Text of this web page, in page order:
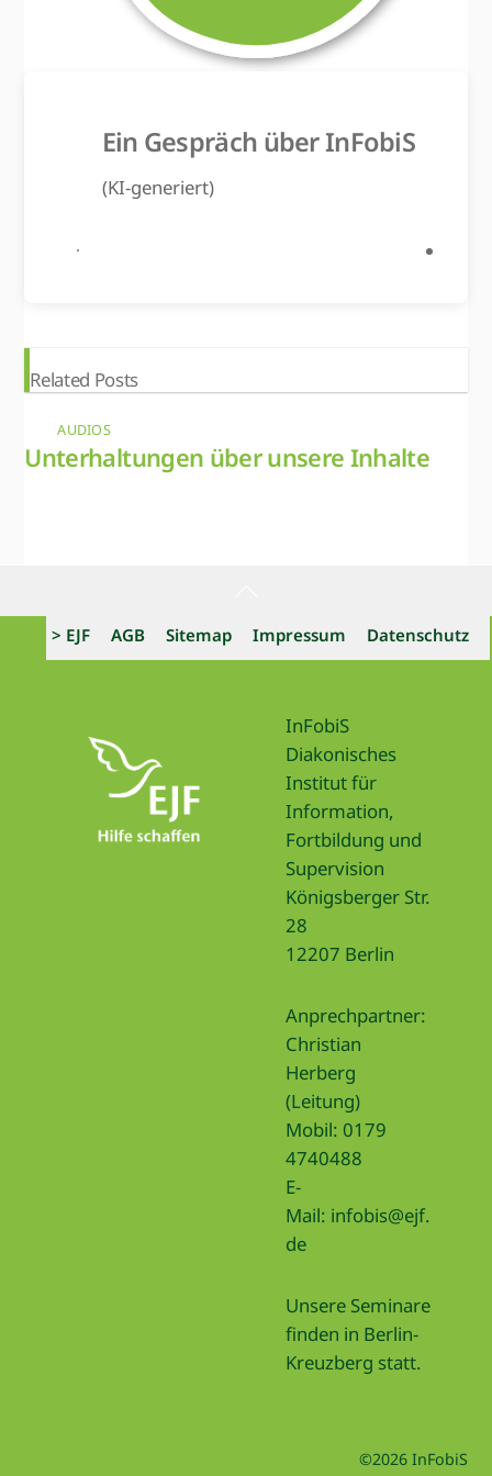
Ein Gespräch über InFobiS
(KI-generiert)
Related Posts
AUDIOS
Unterhaltungen über unsere Inhalte
Top
> EJF AGB Sitemap Impressum Datenschutz
InFobiS
Diakonisches
Institut für
Information,
Fortbildung und
Supervision
Königsberger Str.
28
12207 Berlin
Anprechpartner:
Christian
Herberg
(Leitung)
Mobil: 0179
4740488
E-
Mail: infobis@ejf.
de
Unsere Seminare
finden in Berlin-
Kreuzberg statt.
©2026 InFobiS